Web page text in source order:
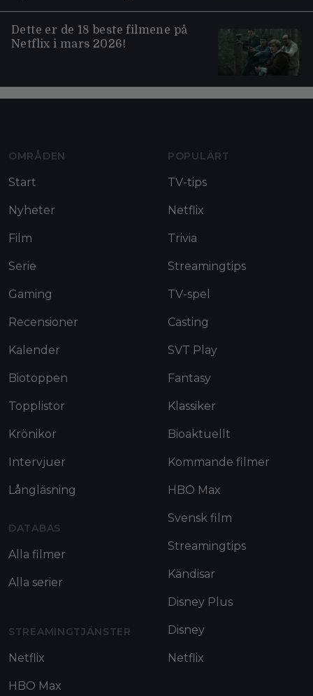
Dette er de 18 beste filmene på
Netflix i mars 2026!
OMRÅDEN
Start
Nyheter
Film
Serie
Gaming
Recensioner
Kalender
Biotoppen
Topplistor
Krönikor
Intervjuer
Långläsning
DATABAS
Alla filmer
Alla serier
STREAMINGTJÄNSTER
Netflix
HBO Max
POPULÄRT
TV-tips
Netflix
Trivia
Streamingtips
TV-spel
Casting
SVT Play
Fantasy
Klassiker
Bioaktuellt
Kommande filmer
HBO Max
Svensk film
Streamingtips
Kändisar
Disney Plus
Disney
Netflix